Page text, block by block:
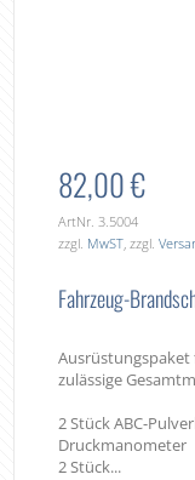
82,00 €
ArtNr. 3.5004
zzgl. MwST , zzgl.
Fahrzeug-
Ausrüstungspaket
zulässige
2 Stück ABC-
Druckmanometer
2 Stück...